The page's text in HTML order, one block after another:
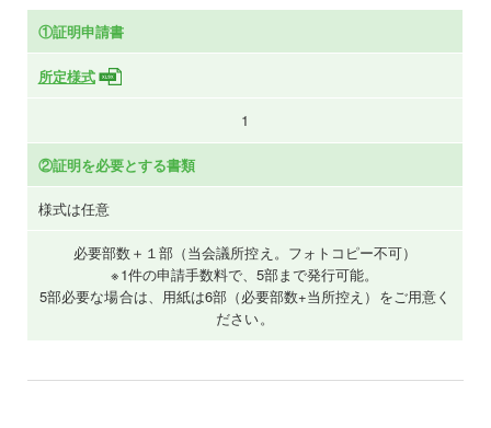
①証明申請書
所定様式
1
②証明を必要とする書類
様式は任意
必要部数＋１部（当会議所控え。フォトコピー不可）
※1件の申請手数料で、5部まで発行可能。
5部必要な場合は、用紙は6部（必要部数+当所控え）をご用意く
ださい。